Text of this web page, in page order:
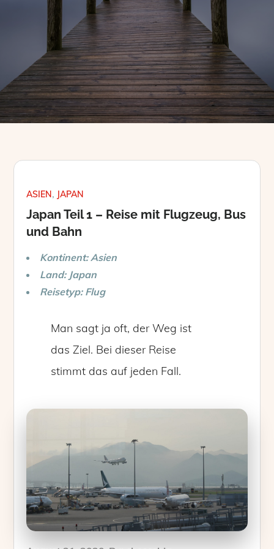
ASIEN JAPAN
Japan Teil 1 – Reise mit Flugzeug, Bus
und Bahn
Kontinent: Asien
Land: Japan
Reisetyp: Flug
Man sagt ja oft, der Weg ist
das Ziel. Bei dieser Reise
stimmt das auf jeden Fall.